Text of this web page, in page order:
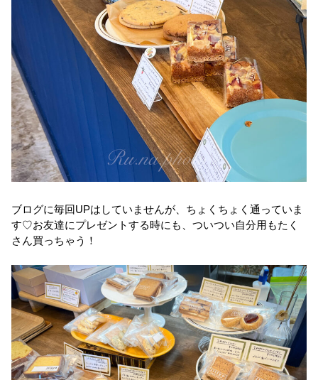
ブログに毎回UPはしていませんが、ちょくちょく通っていま
す♡お友達にプレゼントする時にも、ついつい自分用もたく
さん買っちゃう！